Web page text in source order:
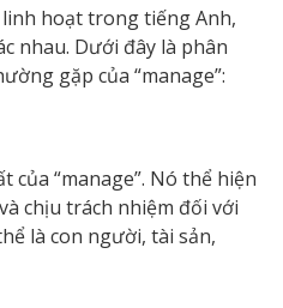
hoạt trong tiếng Anh,
nhau. Dưới đây là phân
gặp của “manage”:
“manage”. Nó thể hiện
chịu trách nhiệm đối với
là con người, tài sản,